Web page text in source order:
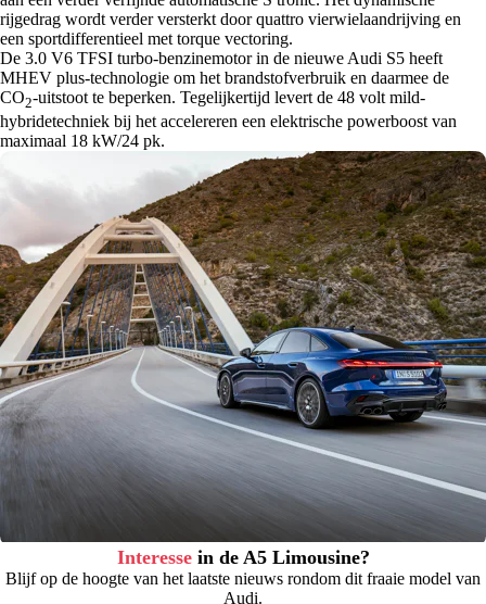
rijgedrag wordt verder versterkt door quattro vierwielaandrijving en
een sportdifferentieel met torque vectoring.
De 3.0 V6 TFSI turbo-benzinemotor in de nieuwe Audi S5 heeft
MHEV plus-technologie om het brandstofverbruik en daarmee de
CO2-uitstoot te beperken. Tegelijkertijd levert de 48 volt mild-
hybridetechniek bij het accelereren een elektrische powerboost van
maximaal 18 kW/24 pk.
Interesse in de A5 Limousine?
Blijf op de hoogte van het laatste nieuws rondom dit fraaie model van
Audi.